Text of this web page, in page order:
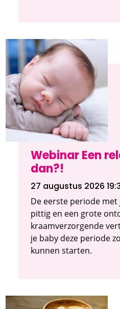
Webinar Een
dan?!
27 augustus 2026
De eerste periode met
pittig en een grote
kraamverzorgende
je baby deze periode
kunnen starten.